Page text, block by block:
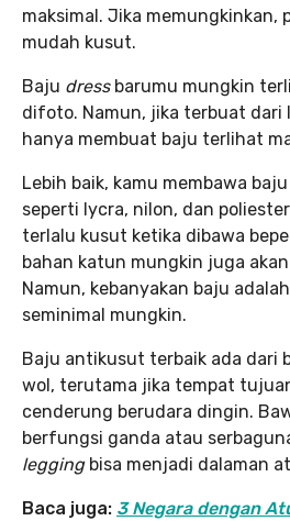
maksimal. Jika memungkinkan,
mudah kusut.
Baju dress barumu mungkin
difoto. Namun, jika terbuat dari
hanya membuat baju terlihat
Lebih baik, kamu membawa
seperti lycra, nilon, dan
terlalu kusut ketika dibawa
bahan katun mungkin juga
Namun, kebanyakan baju
seminimal mungkin.
Baju antikusut terbaik ada dari
wol, terutama jika tempat
cenderung berudara dingin.
berfungsi ganda atau
legging bisa menjadi dalaman
Baca juga: 3 Negara dengan